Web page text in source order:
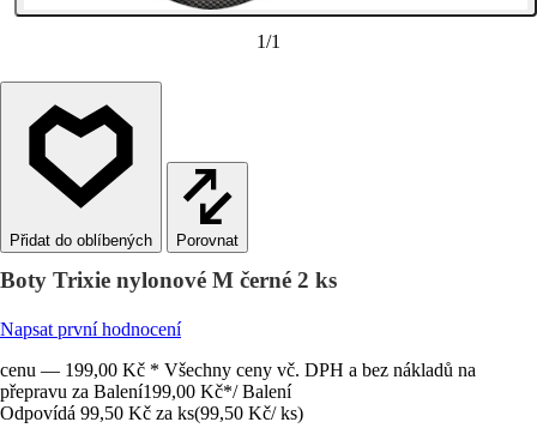
1/1
Porovnat
Boty Trixie nylonové M černé 2 ks
Napsat první hodnocení
cenu — 199,00 Kč * Všechny ceny vč. DPH a bez nákladů na
přepravu za Balení199,00 Kč*/ Balení
Odpovídá 99,50 Kč za ks(99,50 Kč/ ks)